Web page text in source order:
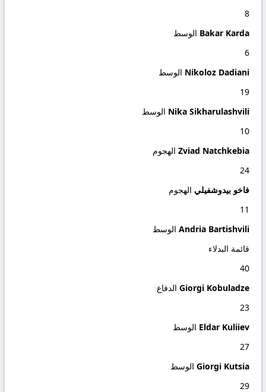
8
Bakar Karda الوسط
6
Nikoloz Dadiani الوسط
19
Nika Sikharulashvili الوسط
10
Zviad Natchkebia الهجوم
24
فاخو بيدوشفيلي الهجوم
11
Andria Bartishvili الوسط
قائمة البدلاء
40
Giorgi Kobuladze الدفاع
23
Eldar Kuliiev الوسط
27
Giorgi Kutsia الوسط
29